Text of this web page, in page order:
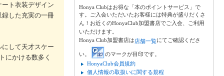
ト衣装デザイン
した充実の一冊
して天才スケー
にかける数多く
Honya Clubはお得な「本のポイントサービス」で
す。ご入会いただいたお客様には特典が盛りだくさ
ん！お近くのHonyaClub加盟書店でご入会、ご利用
いただけます。
Honya Club加盟書店は店舗一覧にてご確認くださ
い。
のマークが目印です。
HonyaClub会員規約
個人情報の取扱いに関する規程